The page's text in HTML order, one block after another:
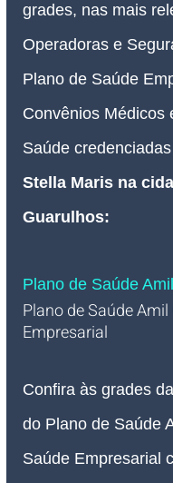
grades, nas mais
Operadoras e
Plano de Saúde
Convênios Médicos
Saúde
Stella Maris na
Guarulhos:
Plano de Saúde
Plano de Saúde
Empresarial
Confira às grades
do Plano de Saúde
Saúde Empresarial